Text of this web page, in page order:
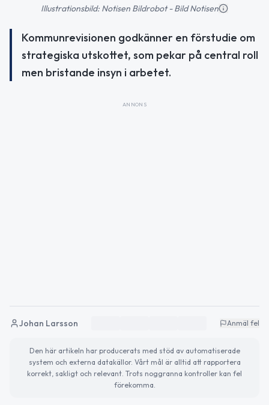
Illustrationsbild: Notisen Bildrobot - Bild Notisen
Kommunrevisionen godkänner en förstudie om
strategiska utskottet, som pekar på central roll
men bristande insyn i arbetet.
ANNONS
Johan Larsson Anmäl fel
Den här artikeln har producerats med stöd av automatiserade
system och externa datakällor. Vårt mål är alltid att rapportera
korrekt, sakligt och relevant. Trots noggranna kontroller kan fel
förekomma.